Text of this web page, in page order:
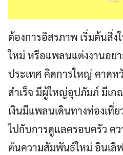
ต้องการอิสรภาพ เริ่มต้นสิ่ง
ใหม่ หรือแพลนแต่งงานอยา
ประเทศ คิดการใหญ่ คาดห
สำเร็จ มีผู้ใหญ่อุปภัมภ์ มีเก
เงินมีแพลนเดินทางท่องเที่
ไปกับการดูแลครอบครัว ค
ต้นความสัมพันธ์ใหม่ อินเลิ